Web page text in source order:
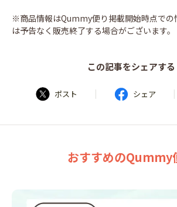
※商品情報はQummy便り掲載開始時点での
は予告なく販売終了する場合がございます。
この記事をシェアする
ポスト | シェア |
おすすめのQummy